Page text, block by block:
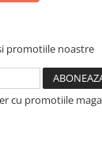
promotiile noastre
cu promotiile